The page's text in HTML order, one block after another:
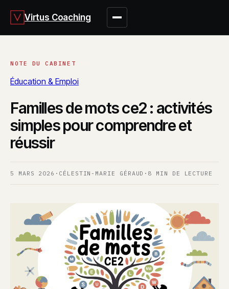
Virtus Coaching
Éducation & Emploi
Familles de mots ce2 : activités
simples pour comprendre et
réussir
5 MARS 2026 · CÉLESTIN-MARIE GÉRAUD · 8 MIN DE LECTURE